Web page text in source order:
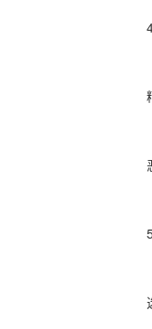
4.‌
精
恶
5.‌
选